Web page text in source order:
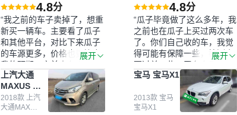
4.8分
“我之前的车子卖掉了，想重
新买一辆车。主要看了瓜子
和其他平台，对比下来瓜子
的车源更多，价格也更符合
我的预期。之前卖车来过瓜
子，虽然价格没谈成，但
APP一直留着。瓜子毕竟是
大平台，整体印象还好。我
最终买了一台上汽大通，18
展开
上汽大通
MAXUS 大
通G10
2018款 上汽
大通MAXUS
4.8分
“瓜子毕竟做了这么多年，我
之前也在瓜子上买过两次车
了。你们自己收的车，我觉
得可能有保障一些，检测会
更过关一些。平台自己收上
来再卖的车，应该更可靠。
我买的是宝马X1，主要看中
它的价格和公里数比较合
适。另外，瓜子承诺无火
展开
宝马 宝马X1
2013款 宝马
宝马X1